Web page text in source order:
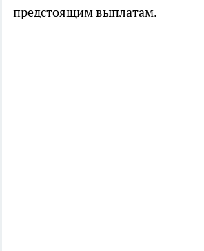
предстоящим выплатам.